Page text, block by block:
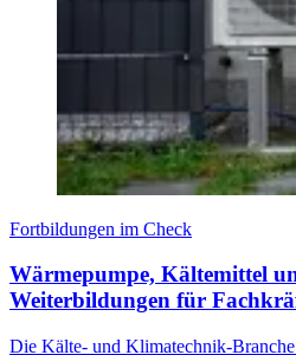
Fortbildungen im Check
Wärmepumpe, Kältemittel
Weiterbildungen für
Die Kälte- und Klimatechnik-